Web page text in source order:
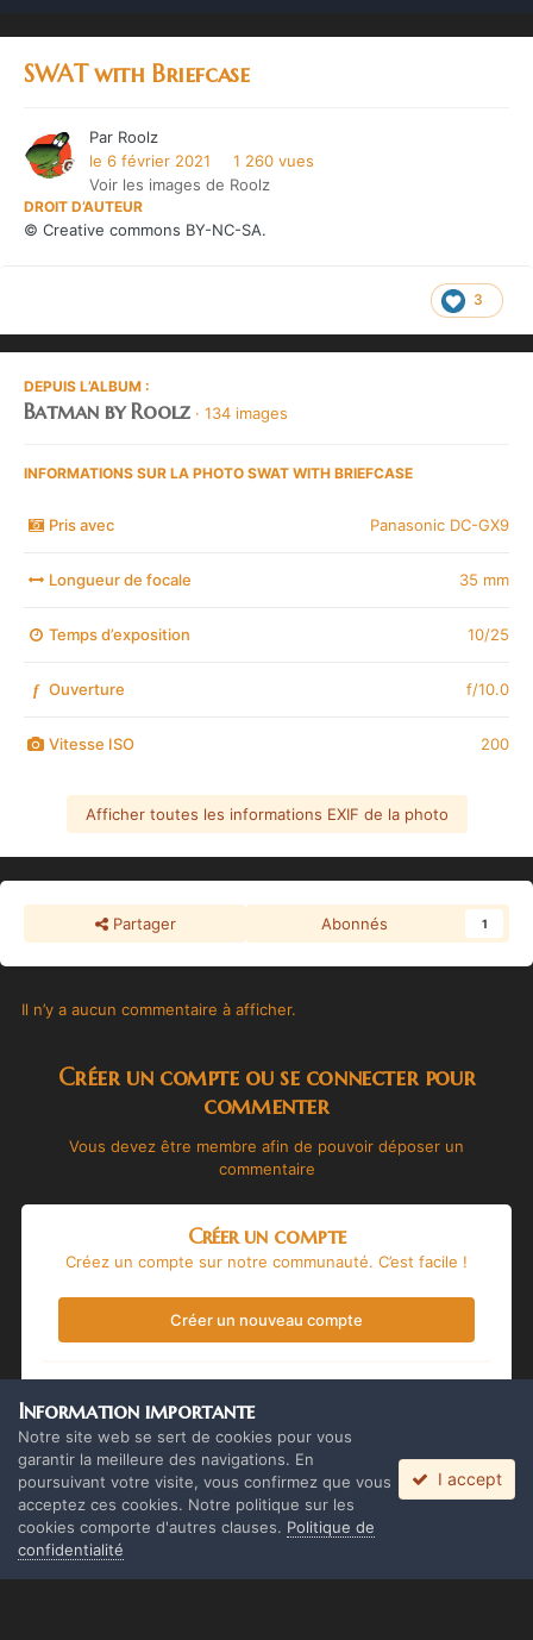
SWAT with Briefcase
Par Roolz
le 6 février 2021
1 260 vues
Voir les images de Roolz
DROIT D’AUTEUR
© Creative commons BY-NC-SA.
3
DEPUIS L’ALBUM :
Batman by Roolz · 134 images
INFORMATIONS SUR LA PHOTO SWAT WITH BRIEFCASE
Pris avec Panasonic DC-GX9
Longueur de focale 35 mm
Temps d’exposition 10/25
f Ouverture f/10.0
Vitesse ISO 200
Afficher toutes les informations EXIF de la photo
Partager Abonnés 1
Il n’y a aucun commentaire à afficher.
Créer un compte ou se connecter pour
commenter
Vous devez être membre afin de pouvoir déposer un
commentaire
Créer un compte
Créez un compte sur notre communauté. C’est facile !
Créer un nouveau compte
Vous avez déjà un compte ? Connectez-vous ici.
Connectez-vous maintenant
Information importante
Notre site web se sert de cookies pour vous
garantir la meilleure des navigations. En
poursuivant votre visite, vous confirmez que vous
acceptez ces cookies. Notre politique sur les
cookies comporte d'autres clauses. Politique de
confidentialité
I accept